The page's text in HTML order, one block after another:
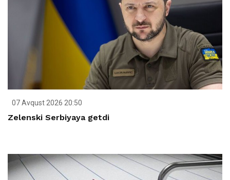
07 Avqust 2026 20:50
Zelenski Serbiyaya getdi